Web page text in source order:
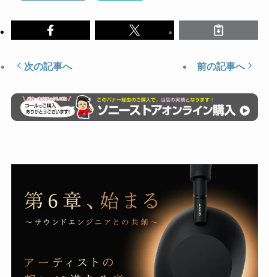
次の記事へ 前の記事へ